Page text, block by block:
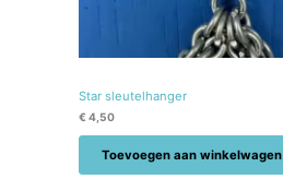
Star sleutelhanger
€ 4,50
Toevoegen aan winkelwagen